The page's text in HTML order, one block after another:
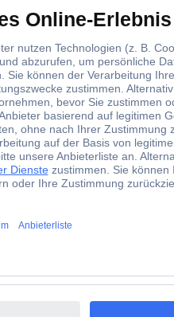
auf
ergeben sich vielfältige
zur sicheren und
Max. Losbrechkraft:
(3,1 x 2,2 x 1,6 Zoll)